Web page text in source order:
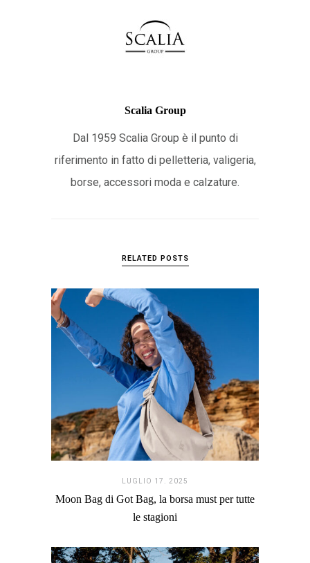
Scalia Group
Dal 1959 Scalia Group è il punto di
riferimento in fatto di pelletteria, valigeria,
borse, accessori moda e calzature.
RELATED POSTS
LUGLIO 17. 2025
Moon Bag di Got Bag, la borsa must per tutte
le stagioni